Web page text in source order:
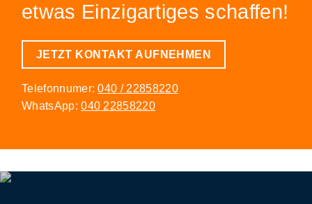
etwas Einzigartiges schaffen!
JETZT KONTAKT AUFNEHMEN
Telefonnumer:040 / 22858220
WhatsApp:040 22858220